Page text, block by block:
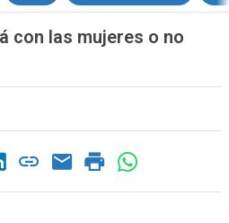
con las mujeres o no